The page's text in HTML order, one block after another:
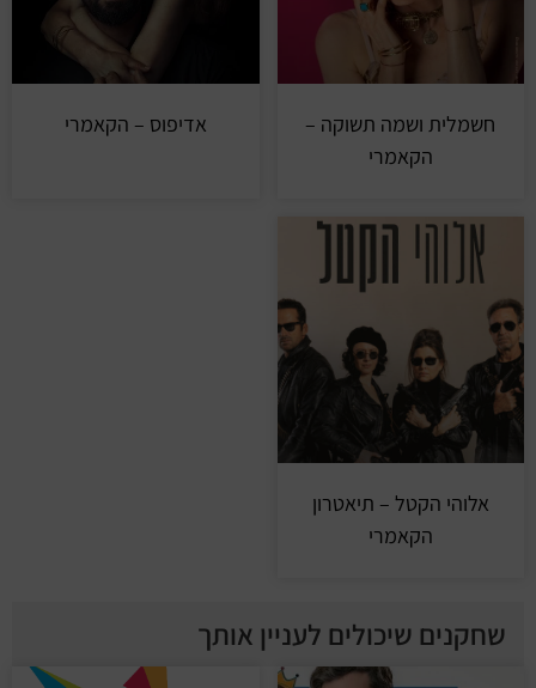
חשמלית ושמה תשוקה –
הקאמרי
אדיפוס – הקאמרי
אלוהי הקטל – תיאטרון
הקאמרי
שחקנים שיכולים לעניין אותך